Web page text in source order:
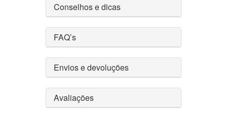
Conselhos e dicas
FAQ’s
Envios e devoluções
Avaliações